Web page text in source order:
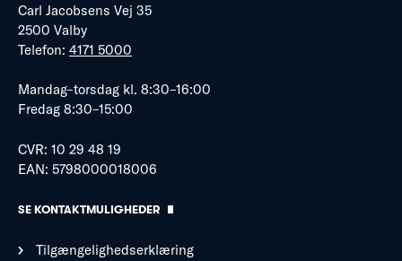
Carl Jacobsens Vej 35
2500 Valby
Telefon: 4171 5000
Mandag–torsdag kl. 8:30–16:00
Fredag 8:30–15:00
CVR: 10 29 48 19
EAN: 5798000018006
SE KONTAKTMULIGHEDER
Tilgængelighedserklæring